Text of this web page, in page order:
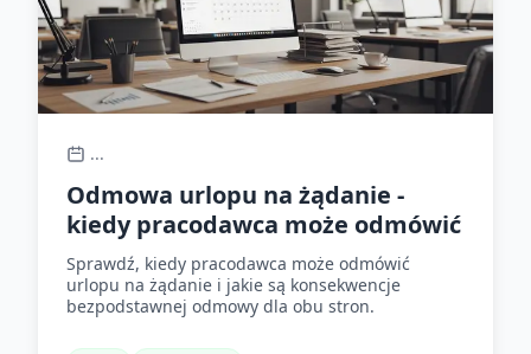
...
Odmowa urlopu na żądanie -
kiedy pracodawca może odmówić
Sprawdź, kiedy pracodawca może odmówić
urlopu na żądanie i jakie są konsekwencje
bezpodstawnej odmowy dla obu stron.